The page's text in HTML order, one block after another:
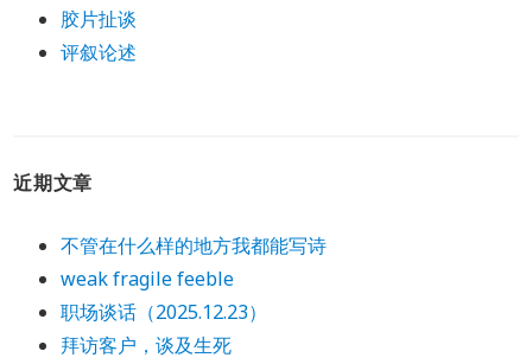
胶片扯谈
评叙论述
近期文章
不管在什么样的地方我都能写诗
weak fragile feeble
职场谈话（2025.12.23）
拜访客户，谈及生死